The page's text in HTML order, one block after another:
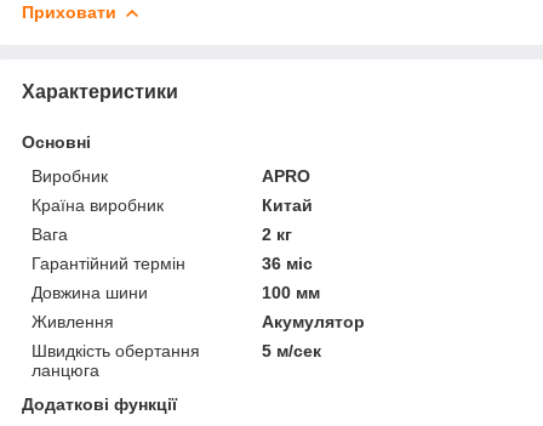
Приховати
Характеристики
Основні
Виробник
APRO
Країна виробник
Китай
Вага
2 кг
Гарантійний термін
36 міс
Довжина шини
100 мм
Живлення
Акумулятор
Швидкість обертання
ланцюга
5 м/сек
Додаткові функції